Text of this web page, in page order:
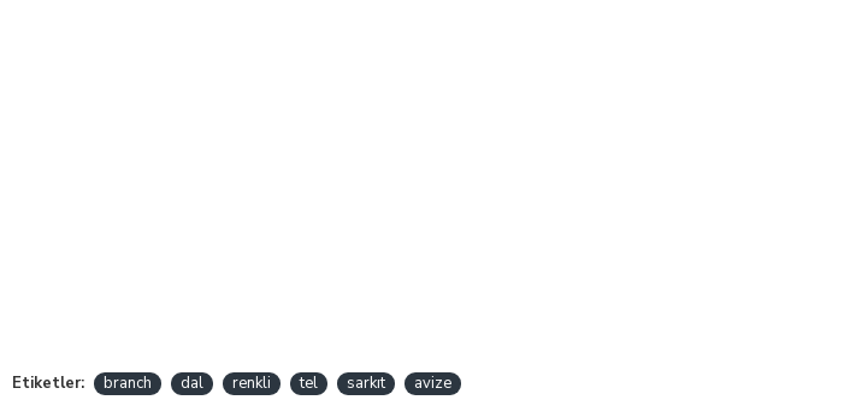
Etiketler: branch dal renkli tel sarkıt avize